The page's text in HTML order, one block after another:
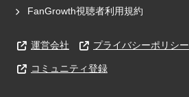
FanGrowth視聴者利用規約
運営会社 プライバシーポリシー
コミュニティ登録